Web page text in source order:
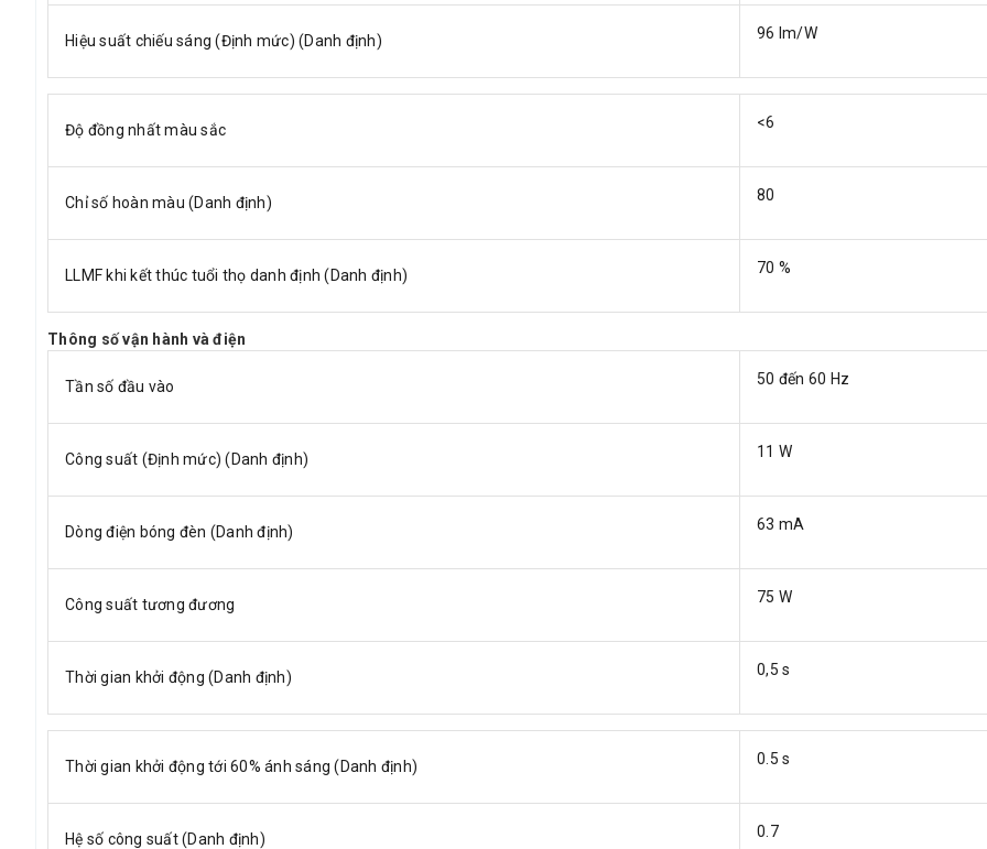
Hiệu suất chiếu sáng (Định mức) (Danh định) 96 lm/W
Độ đồng nhất màu sắc <6
Chỉ số hoàn màu (Danh định) 80
LLMF khi kết thúc tuổi thọ danh định (Danh định) 70 %
Thông số vận hành và điện
Tần số đầu vào 50 đến 60 Hz
Công suất (Định mức) (Danh định) 11 W
Dòng điện bóng đèn (Danh định) 63 mA
Công suất tương đương 75 W
Thời gian khởi động (Danh định) 0,5 s
Thời gian khởi động tới 60% ánh sáng (Danh định) 0.5 s
Hệ số công suất (Danh định) 0.7